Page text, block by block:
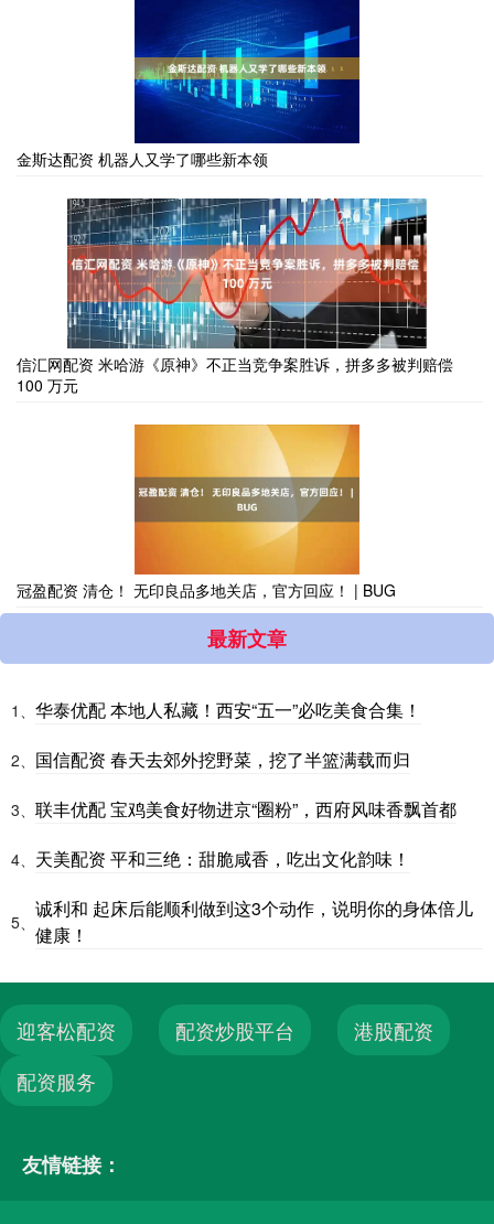
金斯达配资 机器人又学了哪些新本领
信汇网配资 米哈游《原神》不正当竞争案胜诉，拼多多被判赔偿
100 万元
冠盈配资 清仓！ 无印良品多地关店，官方回应！ | BUG
最新文章
1、 华泰优配 本地人私藏！西安“五一”必吃美食合集！
2、 国信配资 春天去郊外挖野菜，挖了半篮满载而归
3、 联丰优配 宝鸡美食好物进京“圈粉”，西府风味香飘首都
4、 天美配资 平和三绝：甜脆咸香，吃出文化韵味！
5、
诚利和 起床后能顺利做到这3个动作，说明你的身体倍儿
健康！
迎客松配资 配资炒股平台
港股配资
配资服务
友情链接：